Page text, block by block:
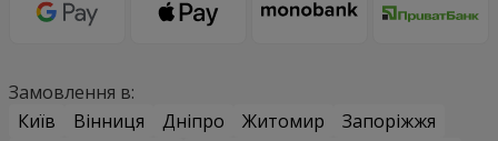
Замовлення в:
Київ
Вінниця Дніпро Житомир
Запоріжжя